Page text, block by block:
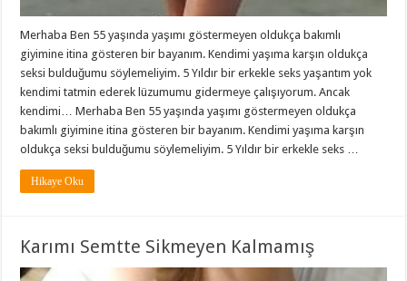
Merhaba Ben 55 yaşında yaşımı göstermeyen oldukça bakımlı
giyimine itina gösteren bir bayanım. Kendimi yaşıma karşın oldukça
seksi bulduğumu söylemeliyim. 5 Yıldır bir erkekle seks yaşantım yok
kendimi tatmin ederek lüzumumu gidermeye çalışıyorum. Ancak
kendimi… Merhaba Ben 55 yaşında yaşımı göstermeyen oldukça
bakımlı giyimine itina gösteren bir bayanım. Kendimi yaşıma karşın
oldukça seksi bulduğumu söylemeliyim. 5 Yıldır bir erkekle seks …
Hikaye Oku
Karımı Semtte Sikmeyen Kalmamış